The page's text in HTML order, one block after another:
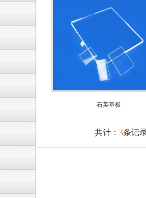
石英基板
共计： 3条记